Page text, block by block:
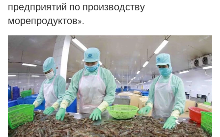
предприятий по производству
морепродуктов».